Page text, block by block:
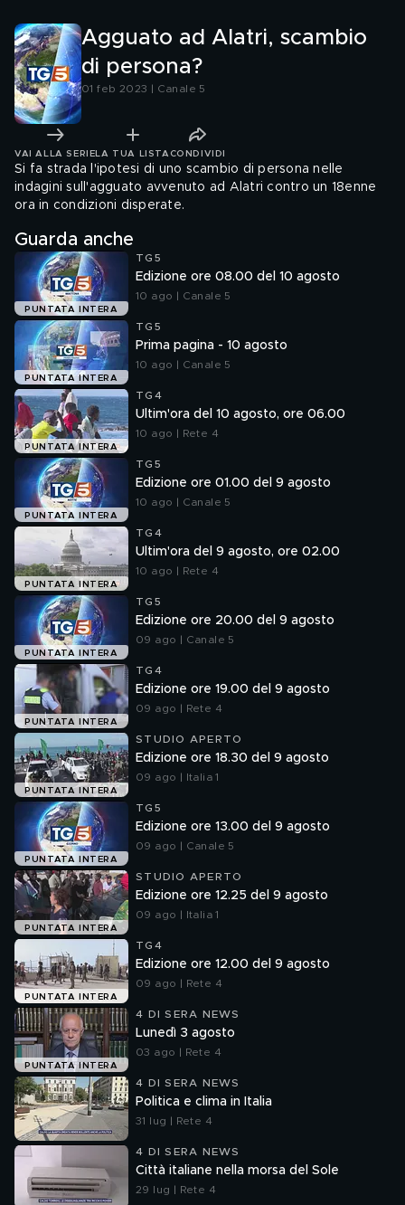
Agguato ad Alatri, scambio
di persona?
01 feb 2023 | Canale 5
VAI ALLA SERIE LA TUA LISTA CONDIVIDI
Si fa strada l'ipotesi di uno scambio di persona nelle
indagini sull'agguato avvenuto ad Alatri contro un 18enne
ora in condizioni disperate.
Guarda anche
PUNTATA INTERA
TG5
Edizione ore 08.00 del 10 agosto
10 ago | Canale 5
PUNTATA INTERA
TG5
Prima pagina - 10 agosto
10 ago | Canale 5
PUNTATA INTERA
TG4
Ultim'ora del 10 agosto, ore 06.00
10 ago | Rete 4
PUNTATA INTERA
TG5
Edizione ore 01.00 del 9 agosto
10 ago | Canale 5
PUNTATA INTERA
TG4
Ultim'ora del 9 agosto, ore 02.00
10 ago | Rete 4
PUNTATA INTERA
TG5
Edizione ore 20.00 del 9 agosto
09 ago | Canale 5
PUNTATA INTERA
TG4
Edizione ore 19.00 del 9 agosto
09 ago | Rete 4
PUNTATA INTERA
STUDIO APERTO
Edizione ore 18.30 del 9 agosto
09 ago | Italia 1
PUNTATA INTERA
TG5
Edizione ore 13.00 del 9 agosto
09 ago | Canale 5
PUNTATA INTERA
STUDIO APERTO
Edizione ore 12.25 del 9 agosto
09 ago | Italia 1
PUNTATA INTERA
TG4
Edizione ore 12.00 del 9 agosto
09 ago | Rete 4
PUNTATA INTERA
4 DI SERA NEWS
Lunedì 3 agosto
03 ago | Rete 4
4 DI SERA NEWS
Politica e clima in Italia
31 lug | Rete 4
4 DI SERA NEWS
Città italiane nella morsa del Sole
29 lug | Rete 4